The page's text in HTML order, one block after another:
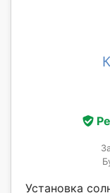
Установка